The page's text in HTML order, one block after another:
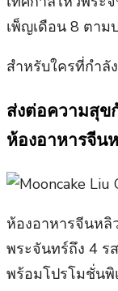
เพ็ญเดือน 8 ตา
สำหรับใครที่กำลั
ส่งต่อความสุข
ห้องอาหารจีน
ห้องอาหารจีนหลิ
พระจันทร์ถึง 4 ร
พร้อมโปรโมชั่นพิ